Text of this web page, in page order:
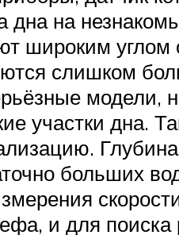
на
широким
слишком
модели,
участки дна.
больших
и для